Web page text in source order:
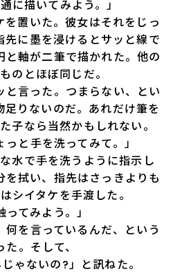
に描いてみよう。」
置いた。彼女はそれをじっ
先に墨を浸けるとサッと線で
軸が二筆で描かれた。他の
のとほぼ同じだ。
と言った。つまらない、とい
足りないのだ。あれだけ筆を
子なら当然かもしれない。
っと手を洗ってみて。」
水で手を洗うように指示し
拭い、指先はさっきよりも
シイタケを手渡した。
ってみよう。」
を言っているんだ、という
た。そして、
ゃないの?」と訊ねた。